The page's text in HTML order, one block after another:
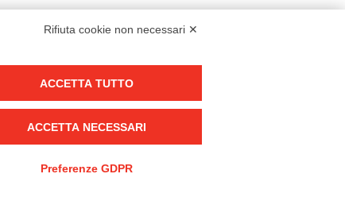
Rifiuta cookie non necessari ✕
ACCETTA TUTTO
ACCETTA NECESSARI
Preferenze GDPR